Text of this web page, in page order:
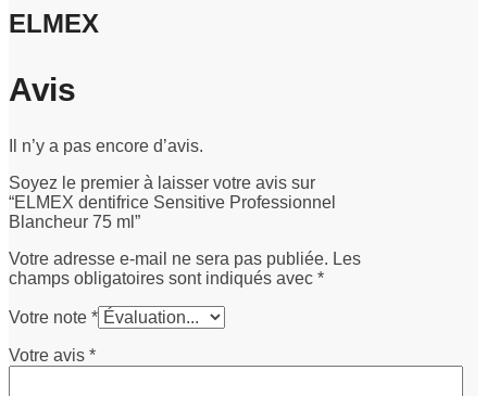
ELMEX
Avis
Il n’y a pas encore d’avis.
Soyez le premier à laisser votre avis sur
“ELMEX dentifrice Sensitive Professionnel
Blancheur 75 ml”
Votre adresse e-mail ne sera pas publiée. Les
champs obligatoires sont indiqués avec *
Votre note *
Votre avis *